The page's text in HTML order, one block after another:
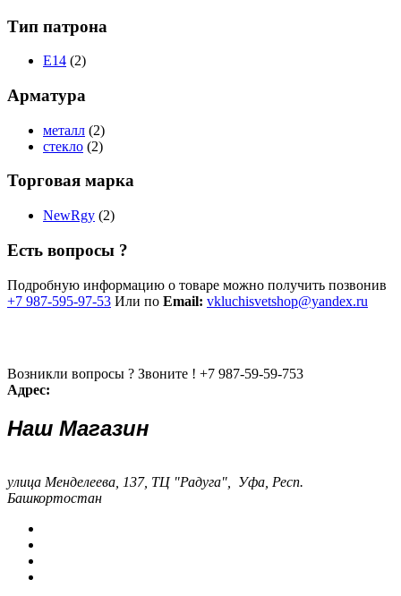
Тип патрона
E14 (2)
Арматура
металл (2)
стекло (2)
Торговая марка
NewRgy (2)
Есть вопросы ?
Подробную информацию о товаре можно получить позвонив
+7 987-595-97-53 Или по Email: vkluchisvetshop@yandex.ru
Возникли вопросы ? Звоните ! +7 987-59-59-753
Адрес:
Наш Магазин
улица Менделеева, 137, ТЦ "Радуга", Уфа, Респ.
Башкортостан